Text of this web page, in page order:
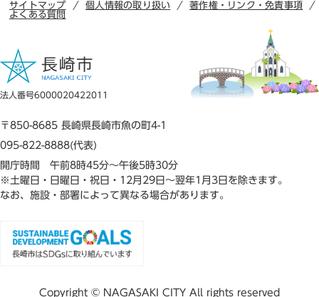
サイトマップ 個人情報の取り扱い
著作権・リンク・免責事項
よくある質問
法人番号6000020422011
〒850-8685 長崎県長崎市魚の町4-1
095-822-8888(代表)
開庁時間 午前8時45分～午後5時30分
※土曜日・日曜日・祝日・12月29日～翌年1月3日を除きます。
なお、施設・部署によって異なる場合があります。
Copyright © NAGASAKI CITY All rights reserved